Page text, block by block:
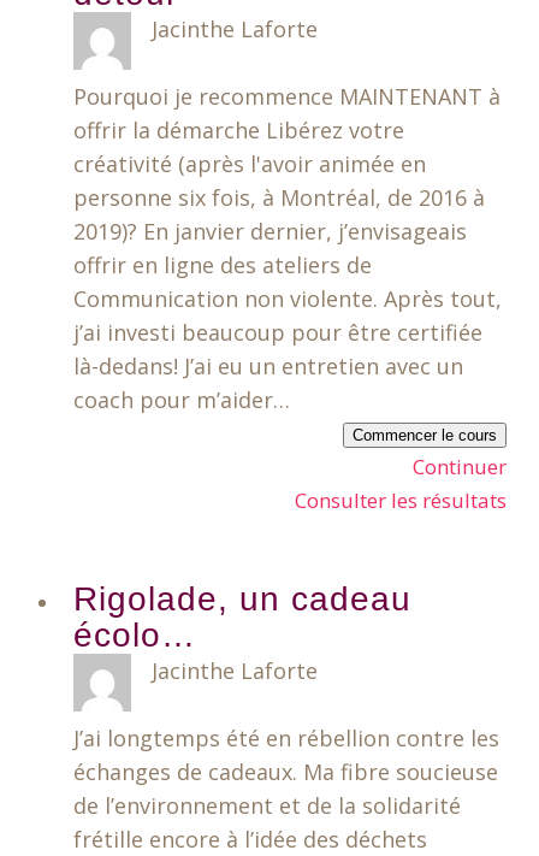
Jacinthe Laforte
Pourquoi je recommence MAINTENANT à
offrir la démarche Libérez votre
créativité (après l'avoir animée en
personne six fois, à Montréal, de 2016 à
2019)? En janvier dernier, j’envisageais
offrir en ligne des ateliers de
Communication non violente. Après tout,
j’ai investi beaucoup pour être certifiée
là-dedans! J’ai eu un entretien avec un
coach pour m’aider…
Commencer le cours
Continuer
Consulter les résultats
Rigolade, un cadeau
écolo…
Jacinthe Laforte
J’ai longtemps été en rébellion contre les
échanges de cadeaux. Ma fibre soucieuse
de l’environnement et de la solidarité
frétille encore à l’idée des déchets